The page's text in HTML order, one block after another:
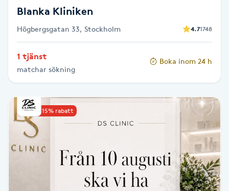
Tuina-massage
Tandblekning
Tandläkare
Tatuering
Tatueringsborttagning
Blanka Kliniken
Högbergsgatan 33, Stockholm 4.71748
1 tjänst
matchar sökning
Boka inom 24 h
Upp till 15% rabatt